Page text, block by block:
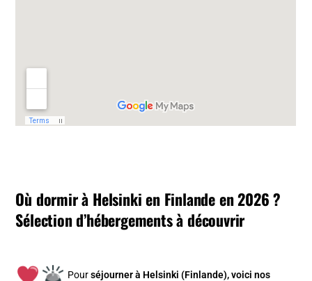
Où dormir à Helsinki en Finlande en 2026 ?
Sélection d’hébergements à découvrir
Pourséjourner à Helsinki (Finlande), voici nos